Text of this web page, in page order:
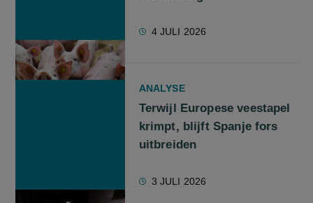
4 JULI 2026
ANALYSE
Terwijl Europese veestapel
krimpt, blijft Spanje fors
uitbreiden
3 JULI 2026